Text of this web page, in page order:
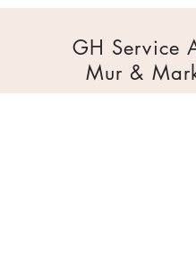
GH Service
Mur &